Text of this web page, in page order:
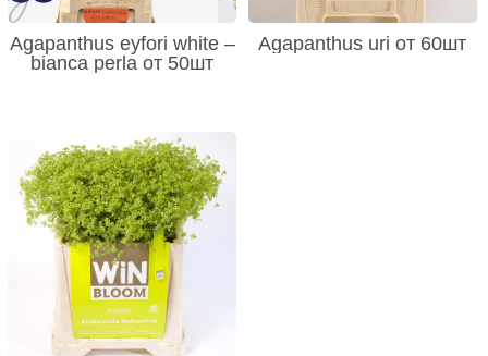
Agapanthus eyfori white –
bianca perla от 50шт
Agapanthus uri от 60шт